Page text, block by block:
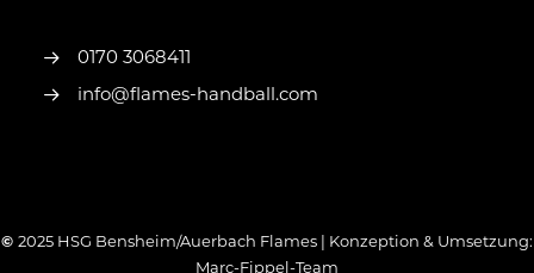
0170 3068411
info@flames-handball.com
© 2025 HSG Bensheim/Auerbach Flames | Konzeption & Umsetzung:
Marc-Fippel-Team